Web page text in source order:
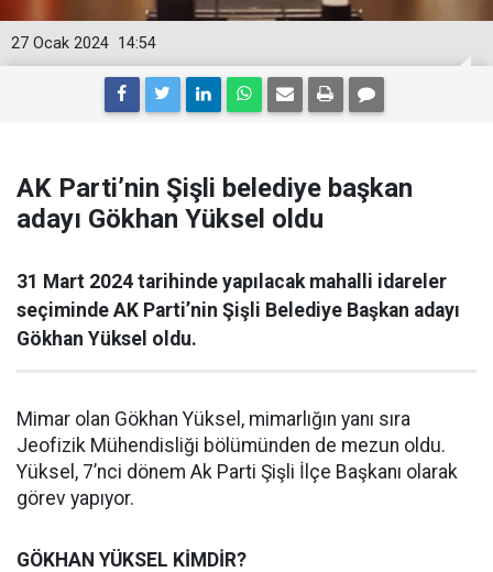
14:54
27 Ocak 2024
AK Parti’nin Şişli belediye başkan
adayı Gökhan Yüksel oldu
31 Mart 2024 tarihinde yapılacak mahalli idareler
seçiminde AK Parti’nin Şişli Belediye Başkan adayı
Gökhan Yüksel oldu.
Mimar olan Gökhan Yüksel, mimarlığın yanı sıra
Jeofizik Mühendisliği bölümünden de mezun oldu.
Yüksel, 7’nci dönem Ak Parti Şişli İlçe Başkanı olarak
görev yapıyor.
GÖKHAN YÜKSEL KİMDİR?